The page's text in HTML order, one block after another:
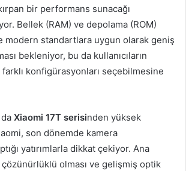
bir performans sunacağı
Bellek (RAM) ve depolama (ROM)
modern standartlara uygun olarak geniş
bekleniyor, bu da kullanıcıların
konfigürasyonları seçebilmesine
Xiaomi 17T serisinden yüksek
son dönemde kamera
yatırımlarla dikkat çekiyor. Ana
olması ve gelişmiş optik